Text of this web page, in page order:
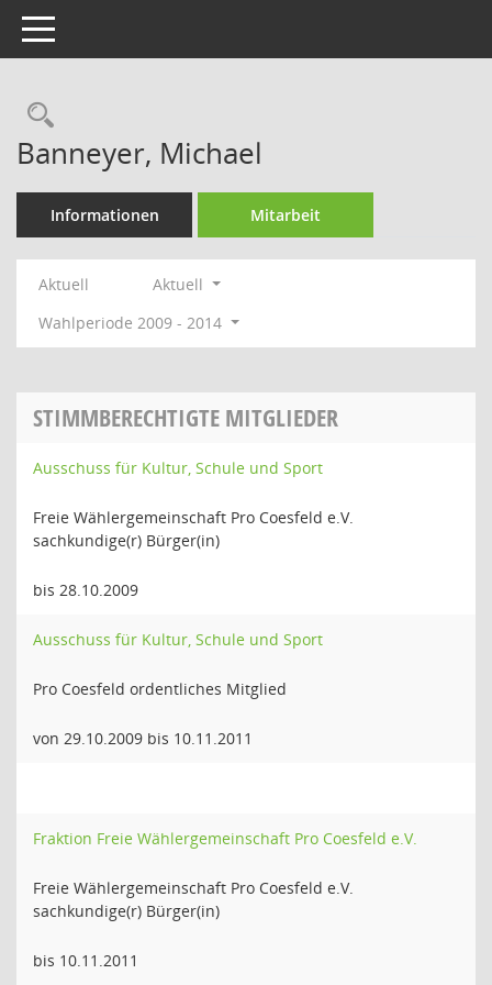
Toggle navigation
Rechercheauswahl
Banneyer, Michael
Informationen Mitarbeit
Aktuell
Aktuell
Wahlperiode 2009 - 2014
STIMMBERECHTIGTE MITGLIEDER
Ausschuss für Kultur, Schule und Sport
Freie Wählergemeinschaft Pro Coesfeld e.V.
sachkundige(r) Bürger(in)
bis 28.10.2009
Ausschuss für Kultur, Schule und Sport
Pro Coesfeld ordentliches Mitglied
von 29.10.2009 bis 10.11.2011
Fraktion Freie Wählergemeinschaft Pro Coesfeld e.V.
Freie Wählergemeinschaft Pro Coesfeld e.V.
sachkundige(r) Bürger(in)
bis 10.11.2011